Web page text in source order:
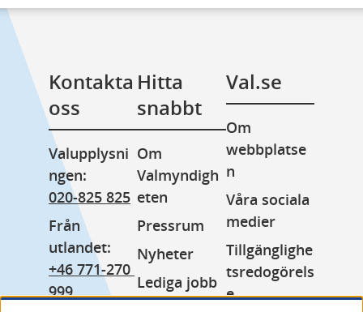
Kontakta
oss
Valupplysni
ngen:
020-825 825
Från
utlandet:
+46 771-270
999
Hitta
snabbt
Om
Valmyndigh
eten
Pressrum
Nyheter
Lediga jobb
Val.se
Om
webbplatse
n
Våra sociala
medier
Tillgänglighe
tsredogörels
e